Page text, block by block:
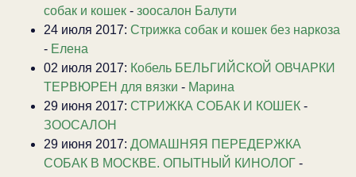
собак и кошек - зоосалон Балути
24 июля 2017: Стрижка собак и кошек без наркоза
- Елена
02 июля 2017: Кобель БЕЛЬГИЙСКОЙ ОВЧАРКИ
ТЕРВЮРЕН для вязки - Марина
29 июня 2017: СТРИЖКА СОБАК И КОШЕК -
ЗООСАЛОН
29 июня 2017: ДОМАШНЯЯ ПЕРЕДЕРЖКА
СОБАК В МОСКВЕ. ОПЫТНЫЙ КИНОЛОГ -